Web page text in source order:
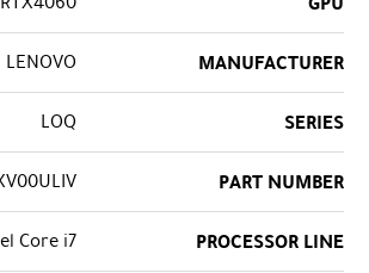
MANUFACTURER
LENOVO
SERIES
LOQ
PART NUMBER
PROCESSOR LINE
Core i7